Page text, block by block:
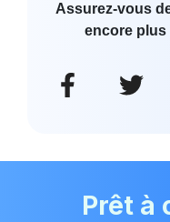
Assurez-vous
encore plus
Prêt à